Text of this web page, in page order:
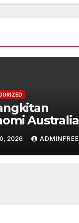
Australia
Global
2026 ADMINFREE